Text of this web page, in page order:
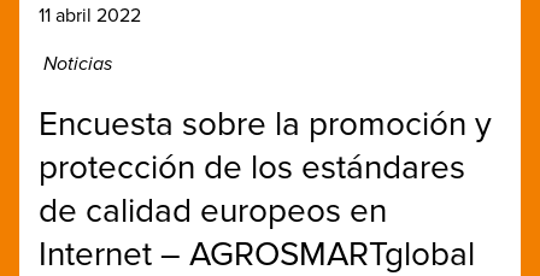
11 abril 2022
Noticias
Encuesta sobre la promoción y
protección de los estándares
de calidad europeos en
Internet – AGROSMARTglobal